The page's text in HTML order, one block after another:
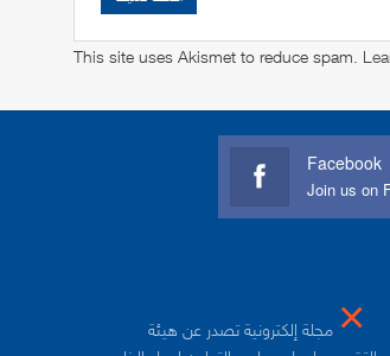
This site uses Akismet to reduce spam.
Facebook
Join us on
مجلة إلكترونية تصدر عن هيئة ×